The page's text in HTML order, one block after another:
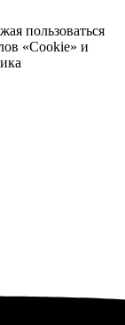
пользоваться
«Cookie» и